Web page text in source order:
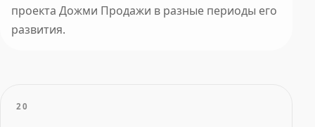
проекта Дожми Продажи в разные периоды его
развития.
20